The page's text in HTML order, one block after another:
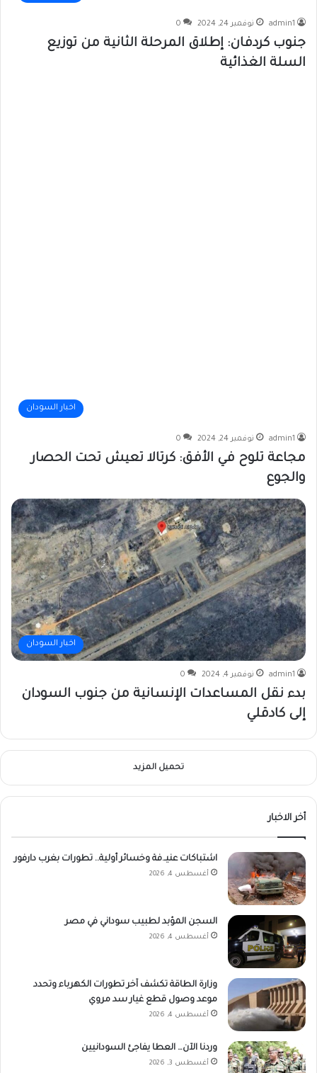
admin1 نوفمبر 24, 2024 0
جنوب كردفان: إطلاق المرحلة الثانية من توزيع
السلة الغذائية
اخبار السودان
admin1 نوفمبر 24, 2024 0
مجاعة تلوح في الأفق: كرتالا تعيش تحت الحصار
والجوع
اخبار السودان
admin1 نوفمبر 4, 2024 0
بدء نقل المساعدات الإنسانية من جنوب السودان
إلى كادقلي
تحميل المزيد
أخر الاخبار
اشتباكات عنيـ.فة وخسائر أولية.. تطورات بغرب دارفور
أغسطس 4, 2026
السجن المؤبد لطبيب سوداني في مصر
أغسطس 4, 2026
وزارة الطاقة تكشف آخر تطورات الكهرباء وتحدد
موعد وصول قطع غيار سد مروي
أغسطس 4, 2026
وردنا الآن… العطا يفاجئ السودانيين
أغسطس 3, 2026